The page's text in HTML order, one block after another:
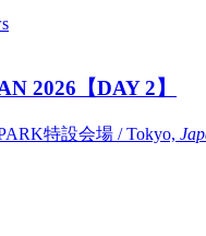
2026【DAY 2】
特設会場 / Tokyo,